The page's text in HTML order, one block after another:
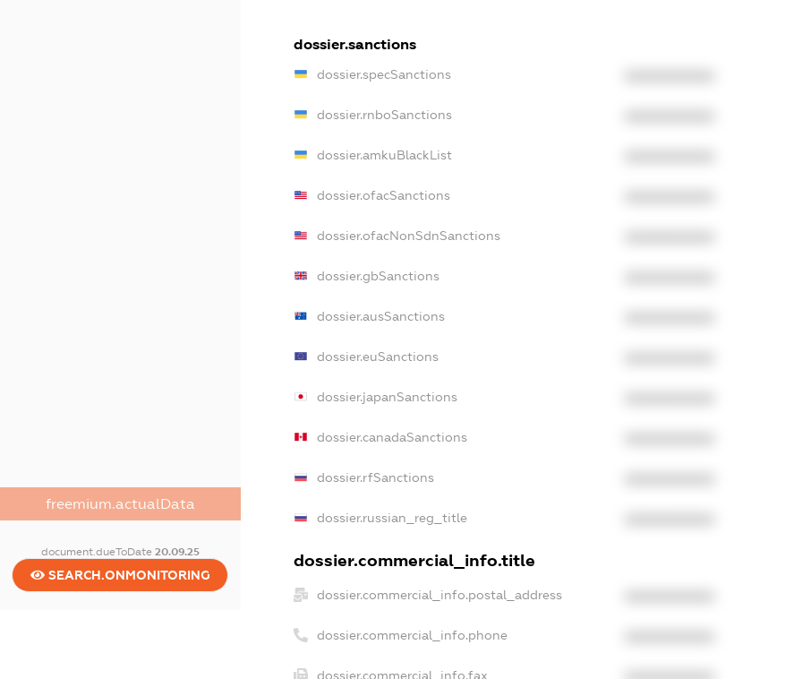
freemium.actualData
document.dueToDate 20.09.25
SEARCH.ONMONITORING
dossier.sanctions
dossier.specSanctions
dossier.rnboSanctions
dossier.amkuBlackList
dossier.ofacSanctions
dossier.ofacNonSdnSanctions
dossier.gbSanctions
dossier.ausSanctions
dossier.euSanctions
dossier.japanSanctions
dossier.canadaSanctions
dossier.rfSanctions
dossier.russian_reg_title
dossier.commercial_info.title
dossier.commercial_info.postal_address
dossier.commercial_info.phone
dossier.commercial_info.fax